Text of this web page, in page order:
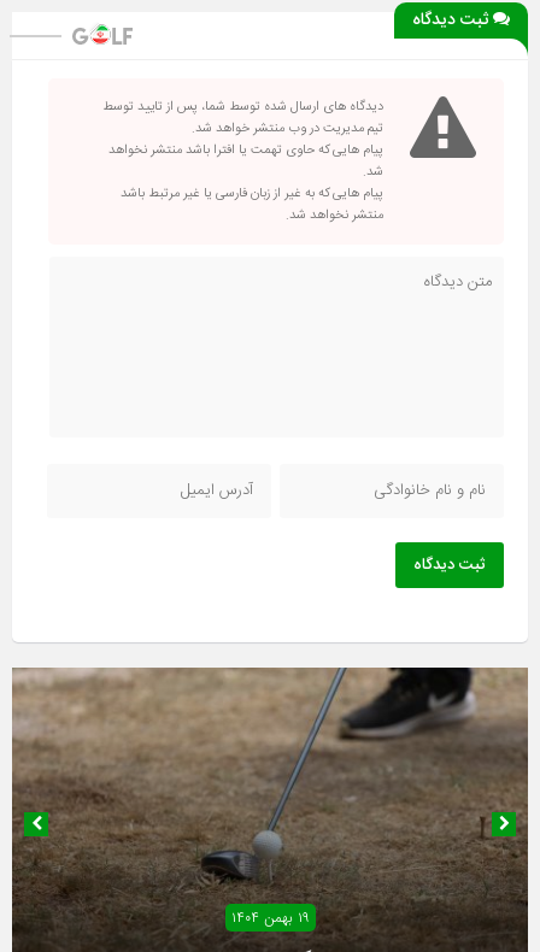
ثبت دیدگاه
دیدگاه های ارسال شده توسط شما، پس از تایید توسط
تیم مدیریت در وب منتشر خواهد شد.
پیام هایی که حاوی تهمت یا افترا باشد منتشر نخواهد
شد.
پیام هایی که به غیر از زبان فارسی یا غیر مرتبط باشد
منتشر نخواهد شد.
ثبت دیدگاه
۱۹ بهمن ۱۴۰۴